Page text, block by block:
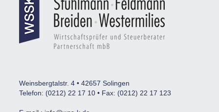
Weinsbergtalstr. 4 • 42657 Solingen
Telefon: (0212) 22 17 10 • Fax: (0212) 22 17 123